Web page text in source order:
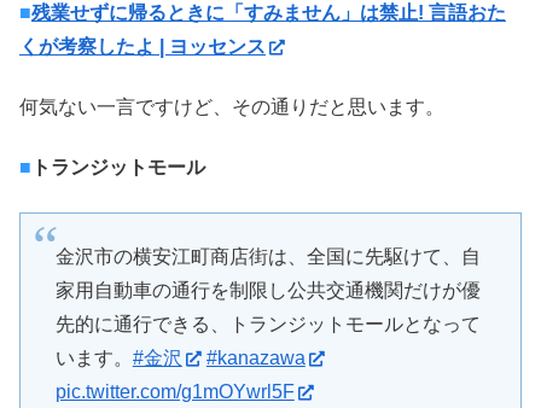
■残業せずに帰るときに「すみません」は禁止! 言語おた
くが考察したよ | ヨッセンス
何気ない一言ですけど、その通りだと思います。
■ トランジットモール
金沢市の横安江町商店街は、全国に先駆けて、自
家用自動車の通行を制限し公共交通機関だけが優
先的に通行できる、トランジットモールとなって
います。 #金沢
#kanazawa
pic.twitter.com/g1mOYwrl5F